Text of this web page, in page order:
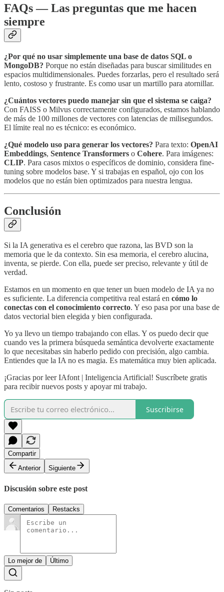
FAQs — Las preguntas que me hacen
siempre
¿Por qué no usar simplemente una base de datos SQL o
MongoDB? Porque no están diseñadas para buscar similitudes en
espacios multidimensionales. Puedes forzarlas, pero el resultado será
lento, costoso y frustrante. Es como usar un martillo para atornillar.
¿Cuántos vectores puedo manejar sin que el sistema se caiga?
Con FAISS o Milvus correctamente configurados, estamos hablando
de más de 100 millones de vectores con latencias de milisegundos.
El límite real no es técnico: es económico.
¿Qué modelo uso para generar los vectores? Para texto: OpenAI
Embeddings, Sentence Transformers o Cohere. Para imágenes:
CLIP. Para casos mixtos o específicos de dominio, considera fine-
tuning sobre modelos base. Y si trabajas en español, ojo con los
modelos que no están bien optimizados para nuestra lengua.
Conclusión
Si la IA generativa es el cerebro que razona, las BVD son la
memoria que le da contexto. Sin esa memoria, el cerebro alucina,
inventa, se pierde. Con ella, puede ser preciso, relevante y útil de
verdad.
Estamos en un momento en que tener un buen modelo de IA ya no
es suficiente. La diferencia competitiva real estará en cómo lo
conectas con el conocimiento correcto. Y eso pasa por una base de
datos vectorial bien elegida y bien configurada.
Yo ya llevo un tiempo trabajando con ellas. Y os puedo decir que
cuando ves la primera búsqueda semántica devolverte exactamente
lo que necesitabas sin haberlo pedido con precisión, algo cambia.
Entiendes que la IA no es magia. Es matemática muy bien aplicada.
¡Gracias por leer IAfont | Inteligencia Artificial! Suscríbete gratis
para recibir nuevos posts y apoyar mi trabajo.
Suscribirse
Compartir
Anterior
Siguiente
Discusión sobre este post
Comentarios Restacks
Lo mejor de Último